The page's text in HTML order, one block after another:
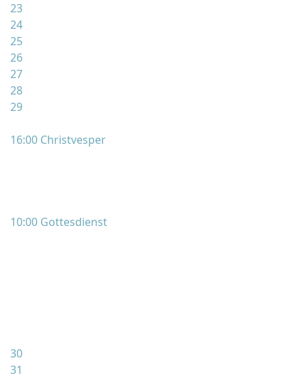
23
24
25
26
27
28
29
16:00 Christvesper
10:00 Gottesdienst
30
31